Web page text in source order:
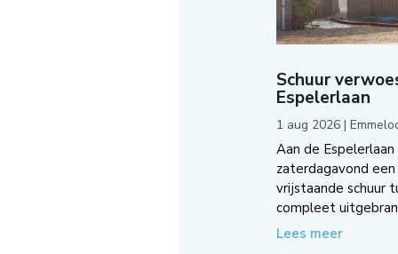
Schuur
Espelerlaan
1 aug 2026|
Aan de
zaterdagavond
vrijstaande schuur
compleet
Lees meer